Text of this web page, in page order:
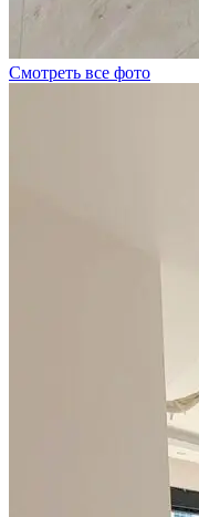
Смотреть все фото